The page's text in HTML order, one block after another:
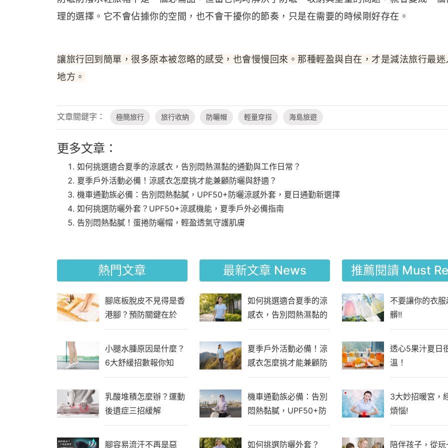
理的選擇。它不會佔據你的空間，也不會干擾你的節奏，只是在需要的時候剛好存在。
讓旅行回到簡單，很多原本被忽略的感受，也會慢慢回來。那種輕盈與自在，才是減法旅行最迷
地方。
文章關鍵字： 極簡旅行 旅行收納 防曬帽 輕量穿搭 海島旅遊
更多文章：
如何挑選適合夏季的涼感衣，告別悶熱濕黏的通勤與工作日常？
夏季戶外活動必備！涼感衣怎麼挑才能兼顧防曬與舒適？
機車通勤族必備：告別悶熱黏膩，UPF50+防曬涼感外套，夏日通勤新選擇
如何挑選防曬外套？UPF50+涼感機能，夏季戶外必備指南
告別悶熱黏膩！蛋捲防曬帽，輕盈透氣守護肌膚
熱門文章
腳底板脫皮不見得是香
港腳？預防關鍵在於
「生活習慣」
小腿水腫原因是什麼？
6大舒緩招數報你知
乳酸堆積怎麼辦？運動
後遺症三招緩解
腳容易流汗不再是惡
最新文章 News
如何挑選適合夏季的涼
感衣，告別悶熱濕黏的
通勤與工作日常？
夏季戶外活動必備！涼
感衣怎麼挑才能兼顧防
曬與舒適？
機車通勤族必備：告別
悶熱黏膩，UPF50+防
曬涼感外套，夏日通勤
新選擇
如何挑選防曬外套？
推薦閱讀 Must
不要讓你的衣
髒!!
透心5果汁夏日
溫！
3大妙招暖宮，
煩惱!
陪伴孩子，從